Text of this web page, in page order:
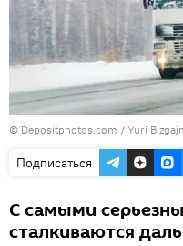
© Depositphotos.com / Yuri
Подписаться
С самыми
сталкиваются